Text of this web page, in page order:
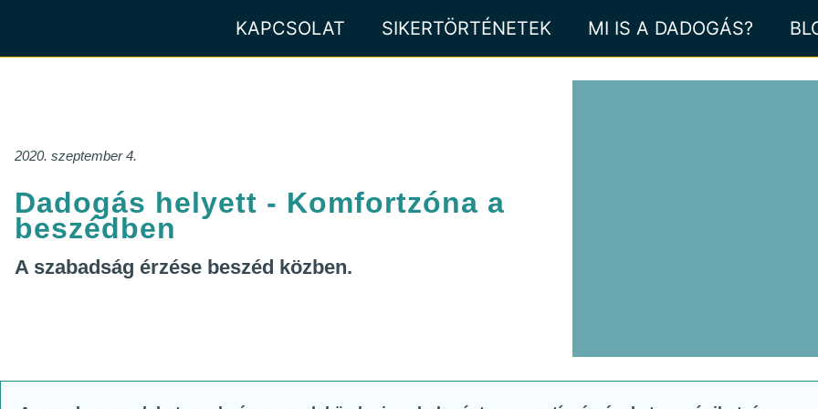
KAPCSOLAT SIKERTÖRTÉNETEK MI IS A DADOGÁS?
2020. szeptember 4.
Dadogás helyett - Komfortzóna a
beszédben
A szabadság érzése beszéd közben.